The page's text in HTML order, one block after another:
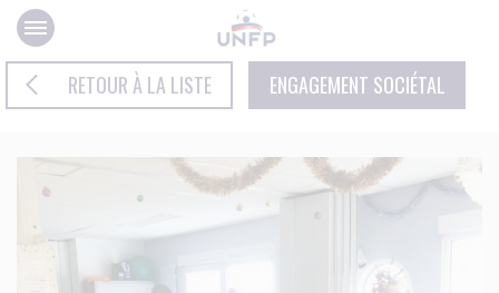
Panneau de gestion des cookies
RETOUR À LA LISTE ENGAGEMENT SOCIÉTAL